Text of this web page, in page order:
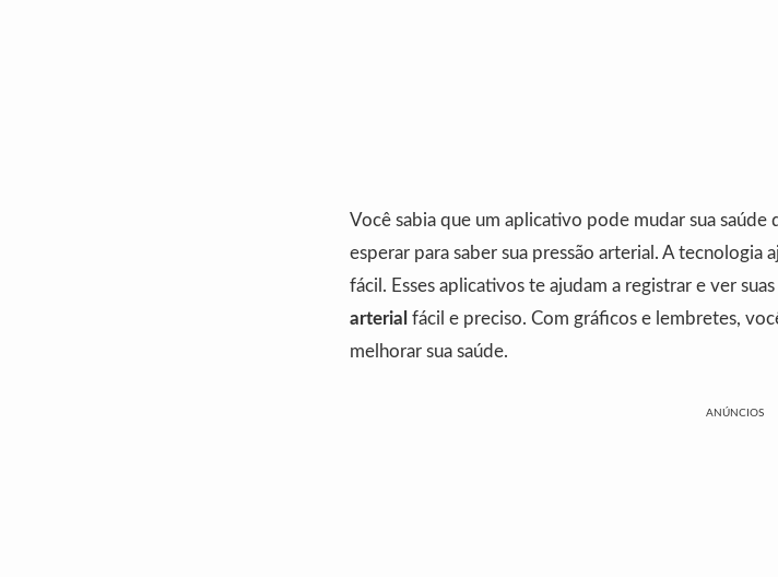
Você sabia que um aplicativo pode mudar sua saúde
esperar para saber sua pressão arterial. A tecnologia
fácil. Esses aplicativos te ajudam a registrar e ver
arterial fácil e preciso. Com gráficos e lembretes,
melhorar sua saúde.
ANÚNCIOS